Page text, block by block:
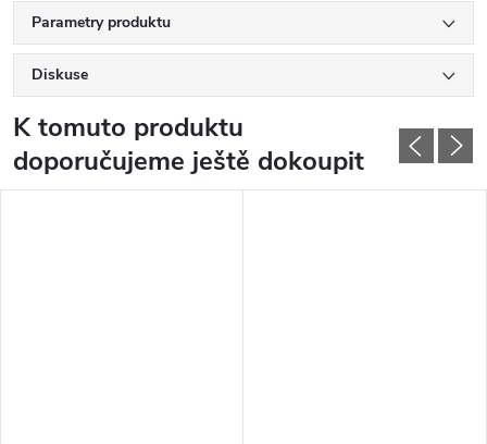
Parametry produktu
Diskuse
K tomuto produktu
doporučujeme ještě dokoupit